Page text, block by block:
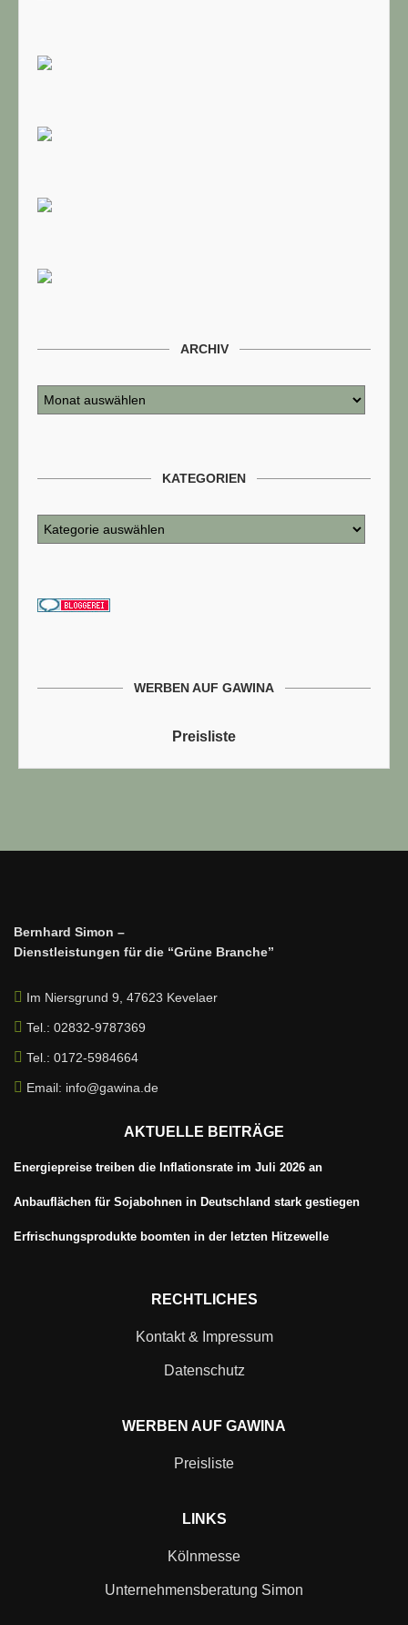
ARCHIV
KATEGORIEN
WERBEN AUF GAWINA
Preisliste
Bernhard Simon –
Dienstleistungen für die “Grüne Branche”
Im Niersgrund 9, 47623 Kevelaer
Tel.: 02832-9787369
Tel.: 0172-5984664
Email: info@gawina.de
AKTUELLE BEITRÄGE
Energiepreise treiben die Inflationsrate im Juli 2026 an
Anbauflächen für Sojabohnen in Deutschland stark gestiegen
Erfrischungsprodukte boomten in der letzten Hitzewelle
RECHTLICHES
Kontakt & Impressum
Datenschutz
WERBEN AUF GAWINA
Preisliste
LINKS
Kölnmesse
Unternehmensberatung Simon